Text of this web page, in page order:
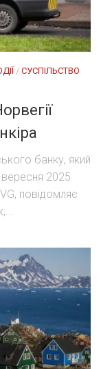
/ СУСПІЛЬСТВО
банку, який
2025
повідомляє